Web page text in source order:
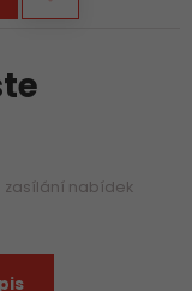
zasílání nabídek